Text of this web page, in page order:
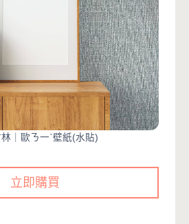
｜歐ㄋ一ˋ壁紙(水貼)
立即購買